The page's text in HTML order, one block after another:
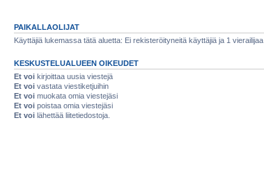
PAIKALLAOLIJAT
Käyttäjiä lukemassa tätä aluetta: Ei rekisteröityneitä käyttäjiä ja 1 vierailijaa
KESKUSTELUALUEEN OIKEUDET
Et voi kirjoittaa uusia viestejä
Et voi vastata viestiketjuihin
Et voi muokata omia viestejäsi
Et voi poistaa omia viestejäsi
Et voi lähettää liitetiedostoja.